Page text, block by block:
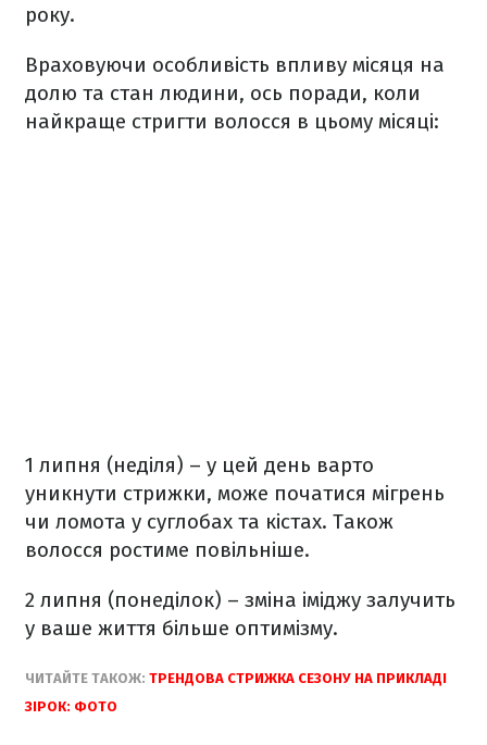
року.
Враховуючи особливість впливу місяця на
долю та стан людини, ось поради, коли
найкраще стригти волосся в цьому місяці:
1 липня (неділя) – у цей день варто
уникнути стрижки, може початися мігрень
чи ломота у суглобах та кістах. Також
волосся ростиме повільніше.
2 липня (понеділок) – зміна іміджу залучить
у ваше життя більше оптимізму.
ЧИТАЙТЕ ТАКОЖ: ТРЕНДОВА СТРИЖКА СЕЗОНУ НА ПРИКЛАДІ
ЗІРОК: ФОТО